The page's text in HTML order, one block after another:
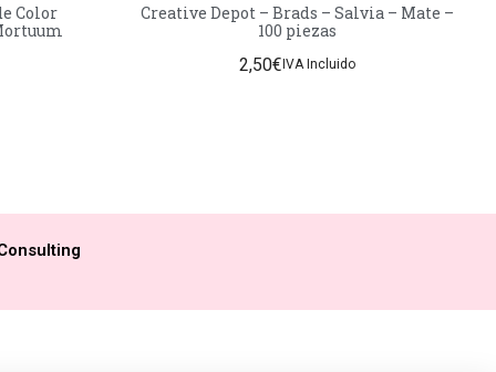
Color
Creative Depot – Brads – Salvia – Mate –
100 piezas
2,50€IVA Incluido